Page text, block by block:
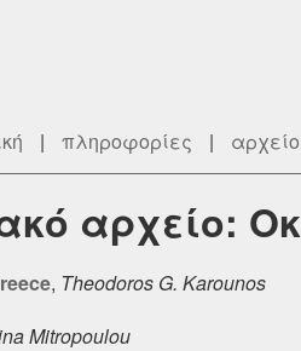
| πληροφορίες | αρχείο
αρχείο:
, Theodoros G. Karounos
Mitropoulou